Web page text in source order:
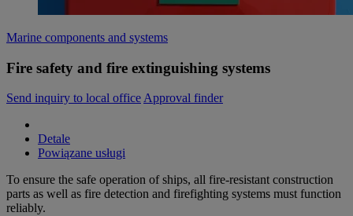
Marine components and systems
Fire safety and fire extinguishing systems
Send inquiry to local officeApproval finder
Detale
Powiązane usługi
To ensure the safe operation of ships, all fire-resistant construction
parts as well as fire detection and firefighting systems must function
reliably.